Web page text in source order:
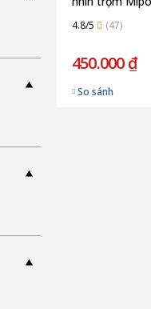
4.8/5 (47)
450.000 ₫
So sánh